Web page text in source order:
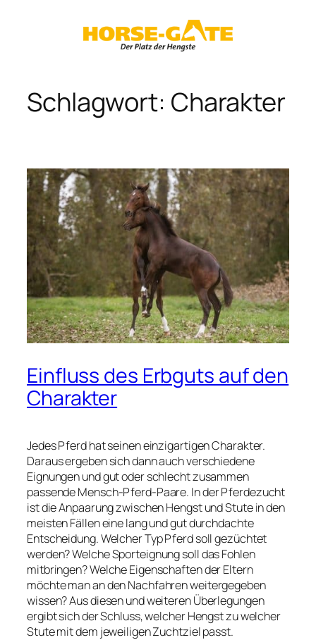
Schlagwort: Charakter
Einfluss des Erbguts auf den
Charakter
Jedes Pferd hat seinen einzigartigen Charakter.
Daraus ergeben sich dann auch verschiedene
Eignungen und gut oder schlecht zusammen
passende Mensch-Pferd-Paare. In der Pferdezucht
ist die Anpaarung zwischen Hengst und Stute in den
meisten Fällen eine lang und gut durchdachte
Entscheidung. Welcher Typ Pferd soll gezüchtet
werden? Welche Sporteignung soll das Fohlen
mitbringen? Welche Eigenschaften der Eltern
möchte man an den Nachfahren weitergegeben
wissen? Aus diesen und weiteren Überlegungen
ergibt sich der Schluss, welcher Hengst zu welcher
Stute mit dem jeweiligen Zuchtziel passt.